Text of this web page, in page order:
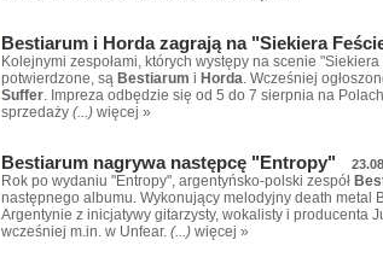
Bestiarum i Horda zagrają na "Siekiera
Kolejnymi zespołami, których występy na scenie
potwierdzone, są Bestiarum i Horda. Wcześniej
Suffer. Impreza odbędzie się od 5 do 7 sierpnia na
sprzedaży (...) więcej »
Bestiarum nagrywa następcę "Entropy"
Rok po wydaniu "Entropy", argentyńsko-polski zespół
następnego albumu. Wykonujący melodyjny death metal
Argentynie z inicjatywy gitarzysty, wokalisty i producenta
wcześniej m.in. w Unfear. (...) więcej »